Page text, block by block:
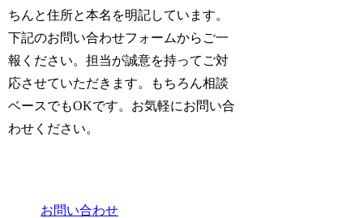
ちんと住所と本名を明記しています。
下記のお問い合わせフォームからご一
報ください。担当が誠意を持ってご対
応させていただきます。もちろん相談
ベースでもOKです。お気軽にお問い合
わせください。
お問い合わせ